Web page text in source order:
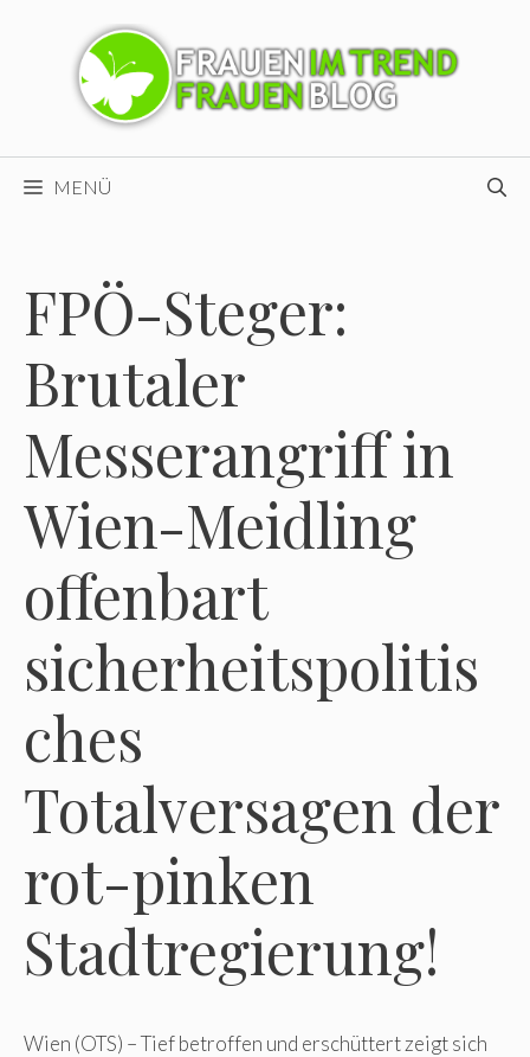
MENÜ
FPÖ-Steger:
Brutaler
Messerangriff in
Wien-Meidling
offenbart
sicherheitspolitis
ches
Totalversagen der
rot-pinken
Stadtregierung!
Wien (OTS) – Tief betroffen und erschüttert zeigt sich